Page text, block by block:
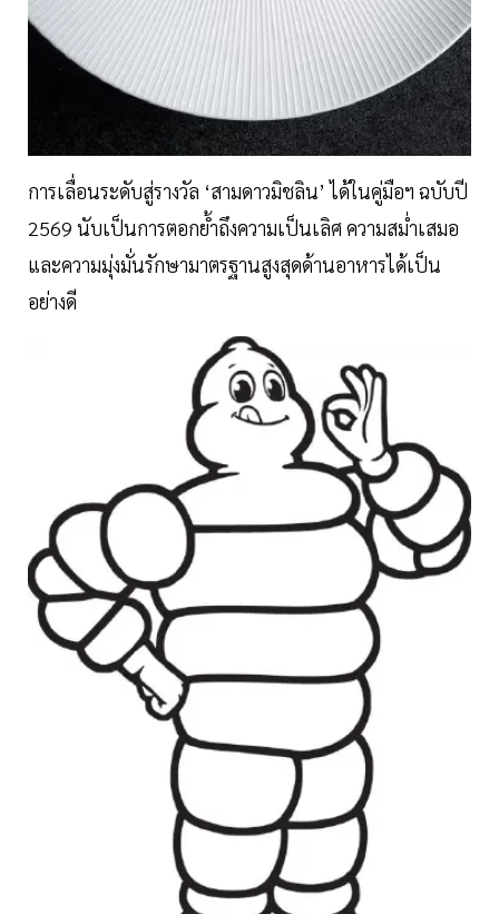
การเลื่อนระดับสู่รางวัล ‘สามดาวมิชลิน’ ได้ในคู่มือฯ ฉบับปี
2569 นับเป็นการตอกย้ำถึงความเป็นเลิศ ความสม่ำเสมอ
และความมุ่งมั่นรักษามาตรฐานสูงสุดด้านอาหารได้เป็น
อย่างดี